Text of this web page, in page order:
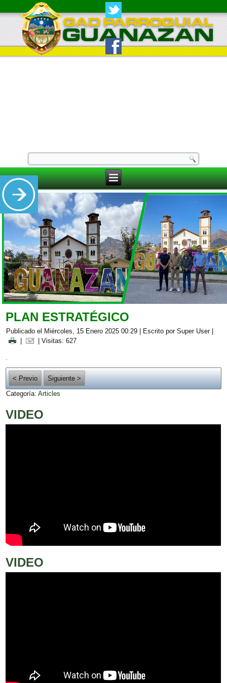
PLAN ESTRATÉGICO
Publicado el Miércoles, 15 Enero 2025 00:29 | Escrito por Super User|
|
| Visitas: 627
.
< Previo
Siguiente >
Categoría:Articles
VIDEO
VIDEO